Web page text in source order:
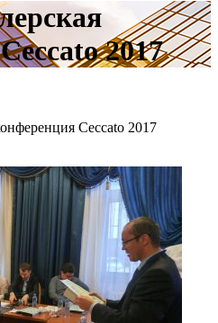
2017
Ceccato 2017